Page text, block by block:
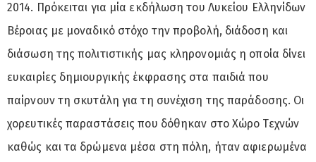
2014. Πρόκειται για μία εκδήλωση του Λυκείου Ελληνίδων
Βέροιας με μοναδικό στόχο την προβολή, διάδοση και
διάσωση της πολιτιστικής μας κληρονομιάς η οποία δίνει
ευκαιρίες δημιουργικής έκφρασης στα παιδιά που
παίρνουν τη σκυτάλη για τη συνέχιση της παράδοσης. Οι
χορευτικές παραστάσεις που δόθηκαν στο Χώρο Τεχνών
καθώς και τα δρώμενα μέσα στη πόλη, ήταν αφιερωμένα